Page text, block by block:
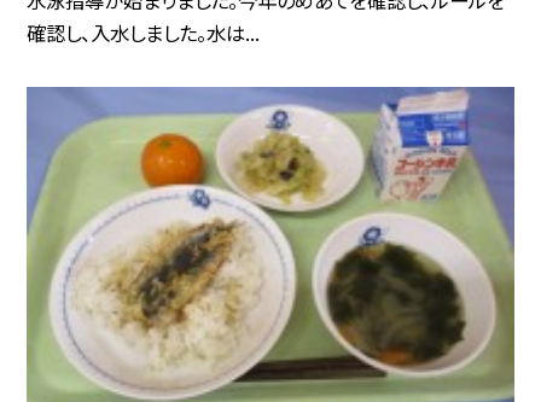
確認し、入水しました。水は...